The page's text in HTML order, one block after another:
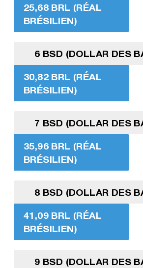
25,68 BRL (RÉAL
BRÉSILIEN)
6 BSD (DOLLAR DES
30,82 BRL (RÉAL
BRÉSILIEN)
7 BSD (DOLLAR DES
35,96 BRL (RÉAL
BRÉSILIEN)
8 BSD (DOLLAR DES
41,09 BRL (RÉAL
BRÉSILIEN)
9 BSD (DOLLAR DES